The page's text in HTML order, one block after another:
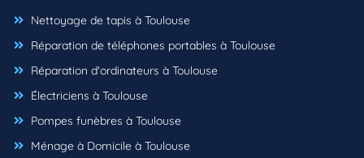
Nettoyage de tapis à Toulouse
Réparation de téléphones portables à Toulouse
Réparation d'ordinateurs à Toulouse
Électriciens à Toulouse
Pompes funèbres à Toulouse
Ménage à Domicile à Toulouse